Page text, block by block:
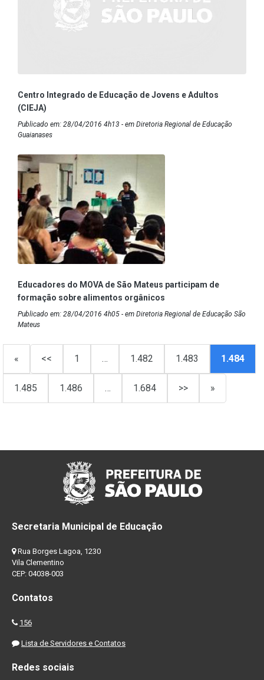
Centro Integrado de Educação de Jovens e Adultos
(CIEJA)
Publicado em: 28/04/2016 4h13 - em Diretoria Regional de Educação
Guaianases
Educadores do MOVA de São Mateus participam de
formação sobre alimentos orgânicos
Publicado em: 28/04/2016 4h05 - em Diretoria Regional de Educação São
Mateus
« << 1 … 1.482 1.483 1.484
1.485 1.486 … 1.684 >> »
Secretaria Municipal de Educação
Rua Borges Lagoa, 1230
Vila Clementino
CEP: 04038-003
Contatos
156
Lista de Servidores e Contatos
Redes sociais